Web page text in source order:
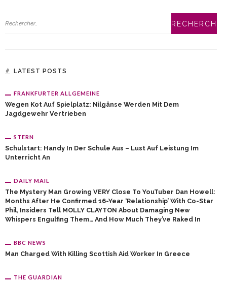
LATEST POSTS
FRANKFURTER ALLGEMEINE
Wegen Kot Auf Spielplatz: Nilgänse Werden Mit Dem
Jagdgewehr Vertrieben
STERN
Schulstart: Handy In Der Schule Aus – Lust Auf Leistung Im
Unterricht An
DAILY MAIL
The Mystery Man Growing VERY Close To YouTuber Dan Howell:
Months After He Confirmed 16-Year ‘relationship’ With Co-Star
Phil, Insiders Tell MOLLY CLAYTON About Damaging New
Whispers Engulfing Them… And How Much They’ve Raked In
BBC NEWS
Man Charged With Killing Scottish Aid Worker In Greece
THE GUARDIAN